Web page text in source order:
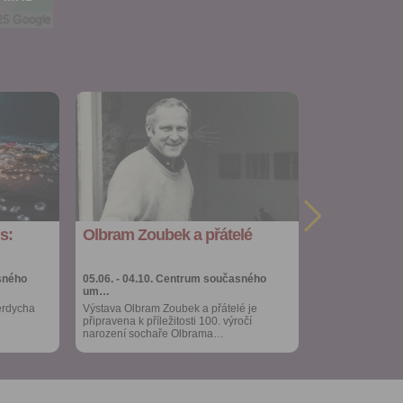
Olbram Zoubek a přátelé
05.06. - 04.10. Centrum současného
um…
Výstava Olbram Zoubek a přátelé je
připravena k příležitosti 100. výročí
narození sochaře Olbrama…
Přidat do
oblíbených
Sdílet:
Facebook
Více výhod pro
účelem
souhlas
sdělení
v Praze.
let, nebo
tento